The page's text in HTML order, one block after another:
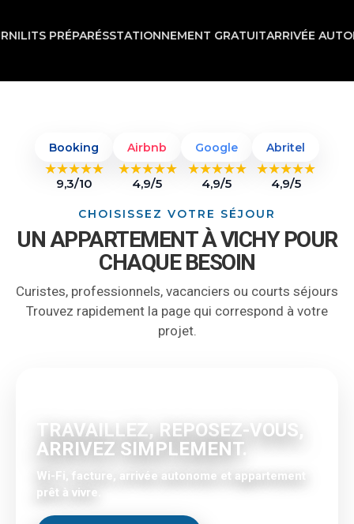
STATIONNEMENT GRATUITARRIVÉE AUTONOME
Booking
★★★★★
9,3/10
Airbnb
★★★★★
4,9/5
Google
★★★★★
4,9/5
Abritel
★★★★★
4,9/5
CHOISISSEZ VOTRE SÉJOUR
UN APPARTEMENT À VICHY POUR
CHAQUE BESOIN
Curistes, professionnels, vacanciers ou courts séjours
Trouvez rapidement la page qui correspond à votre
projet.
TRAVAILLEZ, REPOSEZ-VOUS,
ARRIVEZ SIMPLEMENT.
Wi-Fi, facture, arrivée autonome et appartement
prêt à vivre.